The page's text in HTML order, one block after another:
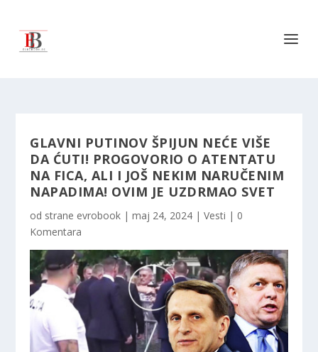
GLAVNI PUTINOV ŠPIJUN NEĆE VIŠE
DA ĆUTI! PROGOVORIO O ATENTATU
NA FICA, ALI I JOŠ NEKIM NARUČENIM
NAPADIMA! OVIM JE UZDRMAO SVET
od strane evrobook |maj 24, 2024 |Vesti | 0
Komentara